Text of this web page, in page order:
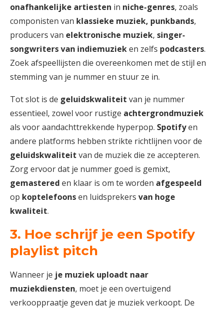
onafhankelijke artiesten in niche-genres, zoals
componisten van klassieke muziek, punkbands,
producers van elektronische muziek, singer-
songwriters van indiemuzieken zelfs podcasters.
Zoek afspeellijsten die overeenkomen met de stijl en
stemming van je nummer en stuur ze in.
Tot slot is de geluidskwaliteit van je nummer
essentieel, zowel voor rustige achtergrondmuziek
als voor aandachttrekkende hyperpop. Spotifyen
andere platforms hebben strikte richtlijnen voor de
geluidskwaliteit van de muziek die ze accepteren.
Zorg ervoor dat je nummer goed is gemixt,
gemastered en klaar is om te worden afgespeeld
op koptelefoonsen luidsprekers van hoge
kwaliteit.
3. Hoe schrijf je een Spotify
playlist pitch
Wanneer je je muziek uploadt naar
muziekdiensten, moet je een overtuigend
verkooppraatje geven dat je muziek verkoopt. De